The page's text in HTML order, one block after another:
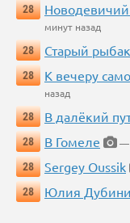
28
Новодевичий
минут назад
28
Старый рыбак
28
К вечеру
назад
28
В далёкий
28
В Гомеле
—
28
Sergey Oussik
28
Юлия